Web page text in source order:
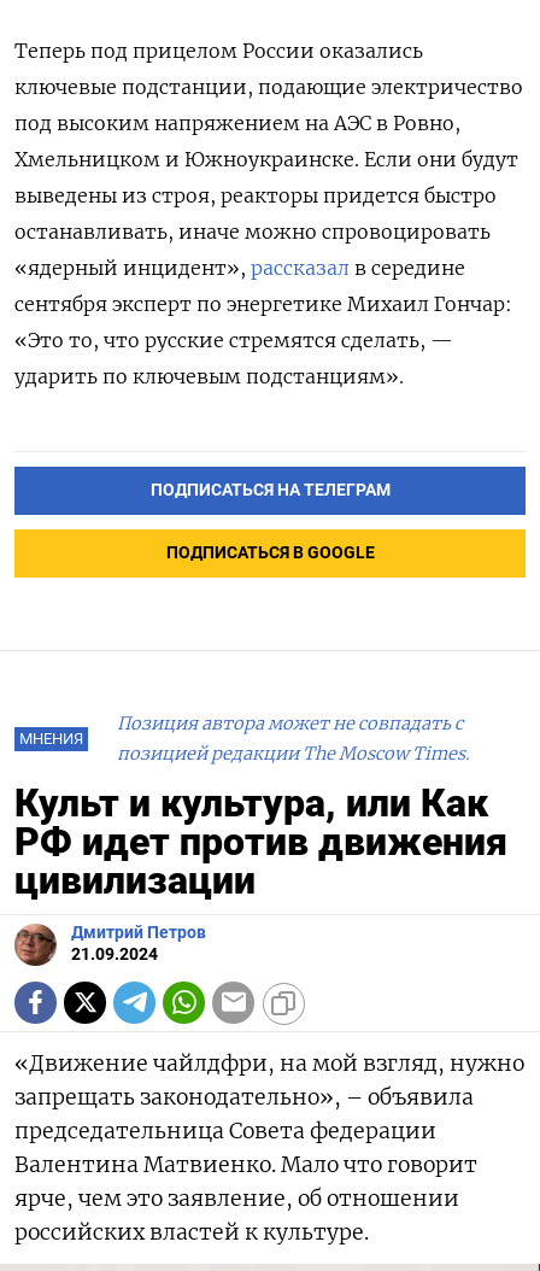
Теперь под прицелом России оказались
ключевые подстанции, подающие электричество
под высоким напряжением на АЭС в Ровно,
Хмельницком и Южноукраинске. Если они будут
выведены из строя, реакторы придется быстро
останавливать, иначе можно спровоцировать
«ядерный инцидент», рассказал в середине
сентября эксперт по энергетике Михаил Гончар:
«Это то, что русские стремятся сделать, —
ударить по ключевым подстанциям».
ПОДПИСАТЬСЯ НА ТЕЛЕГРАМ
ПОДПИСАТЬСЯ В GOOGLE
МНЕНИЯ
Позиция автора может не совпадать с
позицией редакции The Moscow Times.
Культ и культура, или Как
РФ идет против движения
цивилизации
Дмитрий Петров
21.09.2024
«Движение чайлдфри, на мой взгляд, нужно
запрещать законодательно», – объявила
председательница Совета федерации
Валентина Матвиенко. Мало что говорит
ярче, чем это заявление, об отношении
российских властей к культуре.